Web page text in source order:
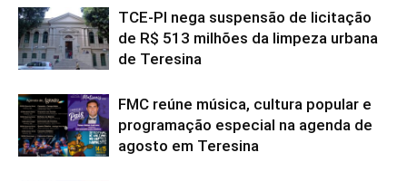
TCE-PI nega suspensão de licitação
de R$ 513 milhões da limpeza urbana
de Teresina
FMC reúne música, cultura popular e
programação especial na agenda de
agosto em Teresina